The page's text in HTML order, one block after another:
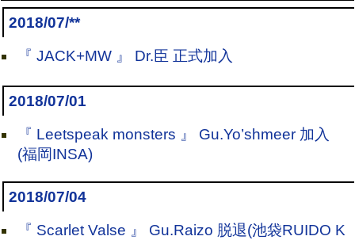
2018/07/**
『 JACK+MW 』 Dr.臣 正式加入
2018/07/01
『 Leetspeak monsters 』 Gu.Yo’shmeer 加入
(福岡INSA)
2018/07/04
『 Scarlet Valse 』 Gu.Raizo 脱退(池袋RUIDO K